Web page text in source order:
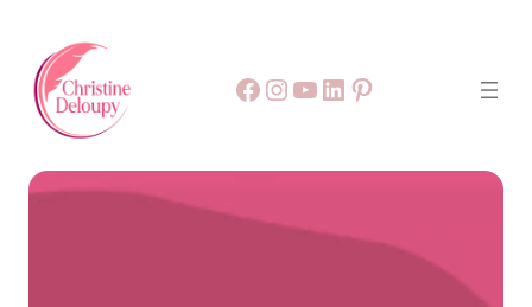
Facebook
559999LinkedIn
Pinterest